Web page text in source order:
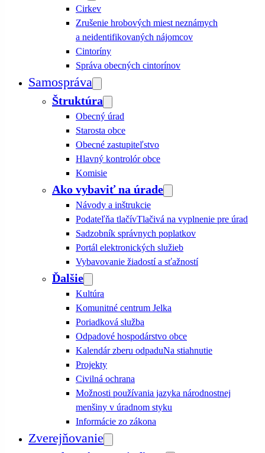
Cirkev
Zrušenie hrobových miest neznámych
a neidentifikovaných nájomcov
Cintoríny
Správa obecných cintorínov
Samospráva
Štruktúra
Obecný úrad
Starosta obce
Obecné zastupiteľstvo
Hlavný kontrolór obce
Komisie
Ako vybaviť na úrade
Návody a inštrukcie
Podateľňa tlačívTlačivá na vyplnenie pre úrad
Sadzobník správnych poplatkov
Portál elektronických služieb
Vybavovanie žiadostí a sťažností
Ďalšie
Kultúra
Komunitné centrum Jelka
Poriadková služba
Odpadové hospodárstvo obce
Kalendár zberu odpaduNa stiahnutie
Projekty
Civilná ochrana
Možnosti používania jazyka národnostnej
menšiny v úradnom styku
Informácie zo zákona
Zverejňovanie